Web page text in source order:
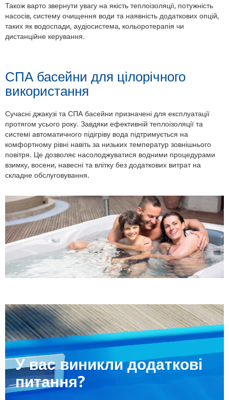
Також варто звернути увагу на якість теплоізоляції, потужність
насосів, систему очищення води та наявність додаткових опцій,
таких як водоспади, аудіосистема, кольоротерапія чи
дистанційне керування.
СПА басейни для цілорічного
використання
Сучасні джакузі та СПА басейни призначені для експлуатації
протягом усього року. Завдяки ефективній теплоізоляції та
системі автоматичного підігріву вода підтримується на
комфортному рівні навіть за низьких температур зовнішнього
повітря. Це дозволяє насолоджуватися водними процедурами
взимку, восени, навесні та влітку без додаткових витрат на
складне обслуговування.
У вас виникли додаткові
питання?